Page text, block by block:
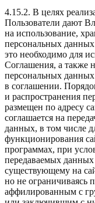
4.15.2. В целях
Пользователи дают
на использование,
персональных
это необходимо для
Соглашения, а также
персональных
в соглашении.
и распространения
размещен по адресу
соглашается на
данных, в том числе
функционирования
программах, при
передаваемых
существующему на
но не ограничиваясь
аффилированным с